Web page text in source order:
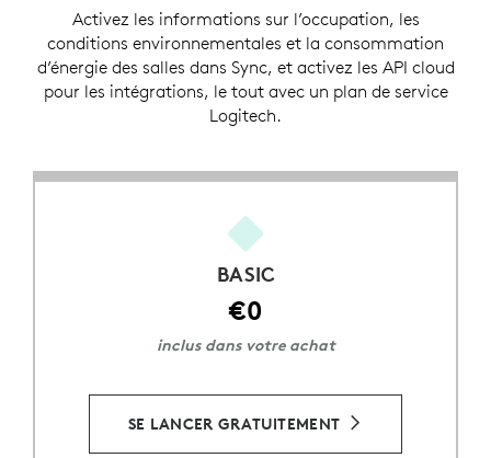
Activez les informations sur l’occupation, les
conditions environnementales et la consommation
d’énergie des salles dans Sync, et activez les API cloud
pour les intégrations, le tout avec un plan de service
Logitech.
BASIC
€0
inclus dans votre achat
SE LANCER GRATUITEMENT